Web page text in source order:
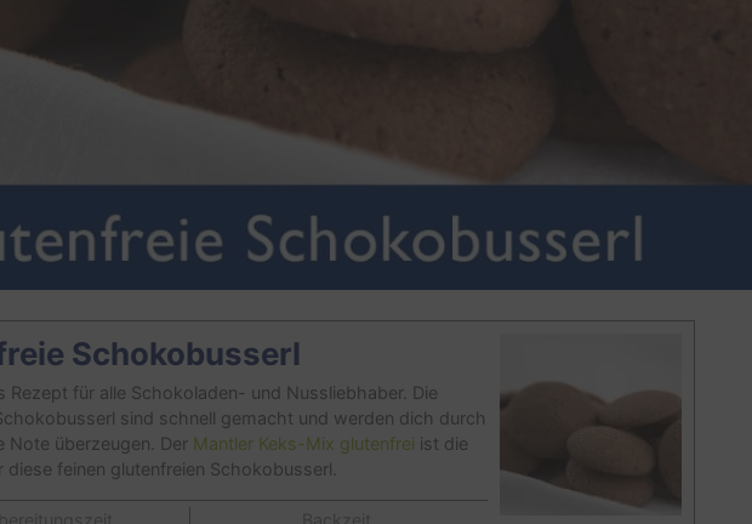
Schokobusserl
Rezept für alle Schokoladen- und Nussliebhaber. Die
sind schnell gemacht und werden dich durch
Note überzeugen. Der Mantler Keks-Mix glutenfrei ist die
diese feinen glutenfreien Schokobusserl.